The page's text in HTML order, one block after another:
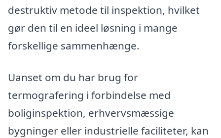
destruktiv metode til inspektion, hvilket
gør den til en ideel løsning i mange
forskellige sammenhænge.
Uanset om du har brug for
termografering i forbindelse med
boliginspektion, erhvervsmæssige
bygninger eller industrielle faciliteter, kan